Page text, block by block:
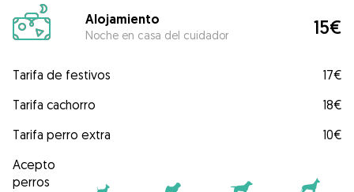
Alojamiento
Noche en casa del cuidador 15€
Tarifa de festivos
17€
Tarifa cachorro
18€
Tarifa perro extra
10€
Acepto
perros